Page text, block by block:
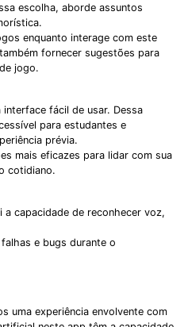
escolha, aborde assuntos
enquanto interage com este
fornecer sugestões para
jogo.
fácil de usar. Dessa
para estudantes e
prévia.
mais eficazes para lidar com sua
cotidiano.
a capacidade de reconhecer voz,
e bugs durante o
uma experiência envolvente com